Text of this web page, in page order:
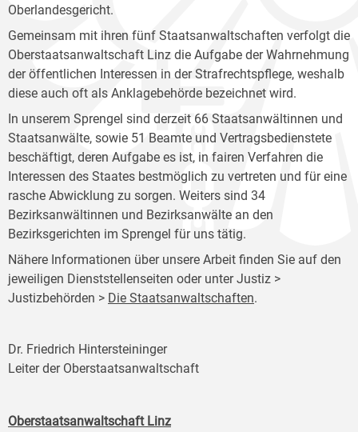
Oberlandesgericht.
Gemeinsam mit ihren fünf Staatsanwaltschaften verfolgt die
Oberstaatsanwaltschaft Linz die Aufgabe der Wahrnehmung
der öffentlichen Interessen in der Strafrechtspflege, weshalb
diese auch oft als Anklagebehörde bezeichnet wird.
In unserem Sprengel sind derzeit 66 Staatsanwältinnen und
Staatsanwälte, sowie 51 Beamte und Vertragsbedienstete
beschäftigt, deren Aufgabe es ist, in fairen Verfahren die
Interessen des Staates bestmöglich zu vertreten und für eine
rasche Abwicklung zu sorgen. Weiters sind 34
Bezirksanwältinnen und Bezirksanwälte an den
Bezirksgerichten im Sprengel für uns tätig.
Nähere Informationen über unsere Arbeit finden Sie auf den
jeweiligen Dienststellenseiten oder unter Justiz >
Justizbehörden > Die Staatsanwaltschaften.
Dr. Friedrich Hintersteininger
Leiter der Oberstaatsanwaltschaft
Oberstaatsanwaltschaft Linz